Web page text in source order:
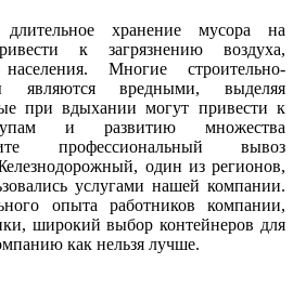
хранение мусора на
к загрязнению воздуха,
Многие строительно-
являются вредными, выделяя
при вдыхании могут привести к
и развитию множества
профессиональный вывоз
один из регионов,
услугами нашей компании.
опыта работников компании,
широкий выбор контейнеров для
как нельзя лучше.